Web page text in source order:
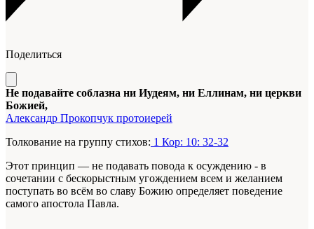
Поделиться
Не подавайте соблазна ни Иудеям, ни Еллинам, ни церкви
Божией,
Александр Прокопчук протоиерей
Толкование на группу стихов: 1 Кор: 10: 32-32
Этот принцип — не подавать повода к осуждению - в
сочетании с бескорыстным угождением всем и желанием
поступать во всём во славу Божию определяет поведение
самого апостола Павла.